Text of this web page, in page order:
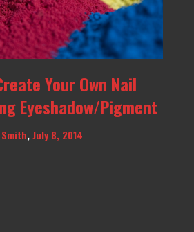
Your Own Nail
Eyeshadow/Pigment
,July 8, 2014